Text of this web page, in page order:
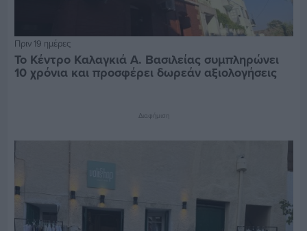
Πριν 19 ημέρες
Το Κέντρο Καλαγκιά Α. Βασιλείας συμπληρώνει
10 χρόνια και προσφέρει δωρεάν αξιολογήσεις
Διαφήμιση